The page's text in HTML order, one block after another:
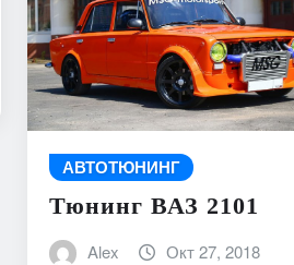
АВТОТЮНИНГ
Тюнинг ВАЗ 2101
Alex Окт 27, 2018